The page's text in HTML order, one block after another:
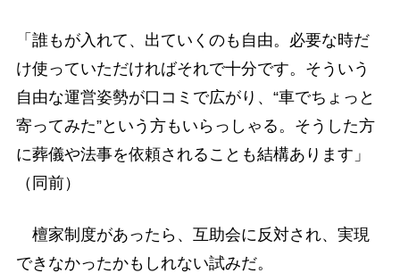
「誰もが入れて、出ていくのも自由。必要な時だ
け使っていただければそれで十分です。そういう
自由な運営姿勢が口コミで広がり、“車でちょっと
寄ってみた”という方もいらっしゃる。そうした方
に葬儀や法事を依頼されることも結構あります」
（同前）
檀家制度があったら、互助会に反対され、実現
できなかったかもしれない試みだ。